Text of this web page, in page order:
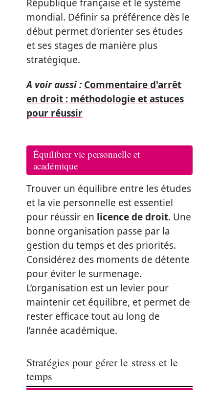
République française et le système
mondial. Définir sa préférence dès le
début permet d’orienter ses études
et ses stages de manière plus
stratégique.
A voir aussi : Commentaire d'arrêt
en droit : méthodologie et astuces
pour réussir
Équilibrer vie personnelle et
académique
Trouver un équilibre entre les études
et la vie personnelle est essentiel
pour réussir en licence de droit. Une
bonne organisation passe par la
gestion du temps et des priorités.
Considérez des moments de détente
pour éviter le surmenage.
L’organisation est un levier pour
maintenir cet équilibre, et permet de
rester efficace tout au long de
l’année académique.
Stratégies pour gérer le stress et le
temps